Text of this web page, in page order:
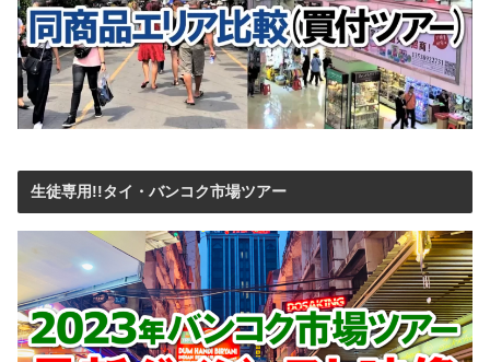
生徒専用!!タイ・バンコク市場ツアー